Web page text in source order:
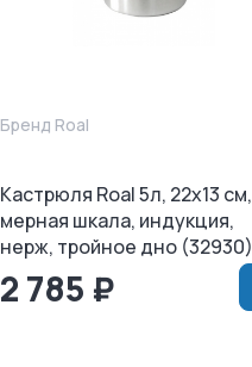
Бренд Roal
Кастрюля Roal 5л, 22х13 cм,
мерная шкала, индукция,
нерж, тройное дно (32930)
2 785 ₽